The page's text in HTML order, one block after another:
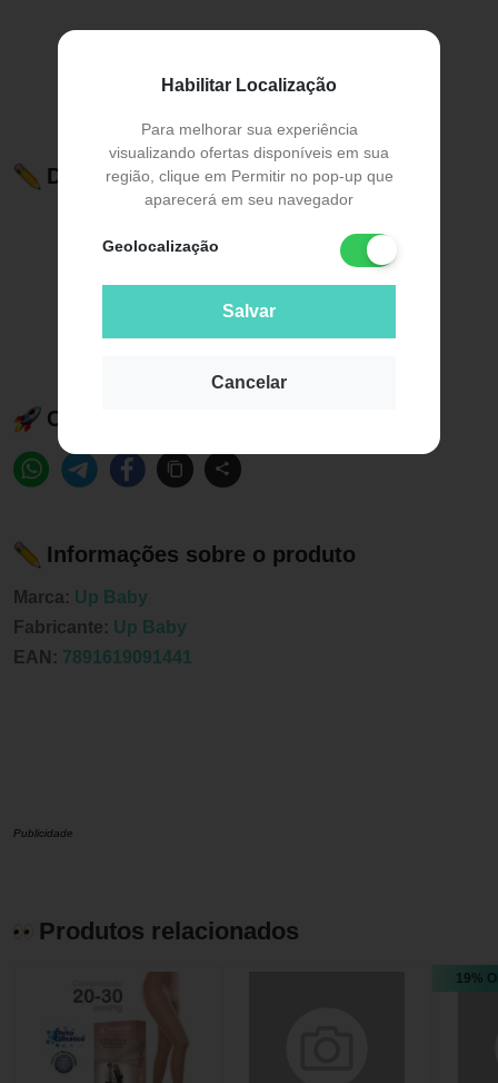
Habilitar Localização
Para melhorar sua experiência
visualizando ofertas disponíveis em sua
região, clique em Permitir no pop-up que
aparecerá em seu navegador
Geolocalização
Salvar
Cancelar
Descrição do Produto
Compartilhe esse produto:
Informações sobre o produto
Marca: Up Baby
Fabricante: Up Baby
EAN: 7891619091441
Publicidade
Produtos relacionados
19%